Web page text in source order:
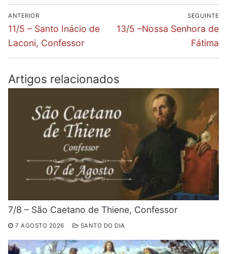
Navegação
de
artigos
ANTERIOR
Previous
post:
11/5 – Santo Inácio de
Laconi, Confessor
SEGUINTE
Next
13/5 –Nossa Senhora de
Fátima
Artigos relacionados
7/8 – São Caetano de Thiene, Confessor
7 AGOSTO 2026 SANTO DO DIA